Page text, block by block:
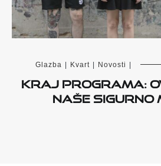
Glazba | Kvart | Novosti |
Kraj Programa:
naše sigurno